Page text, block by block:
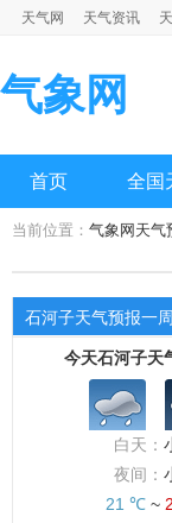
天气网 天气资讯
气象网
首页 全国
当前位置： 气象网天气
石河子天气预报一周
今天石河子天
白天：
夜间：
21 ℃~